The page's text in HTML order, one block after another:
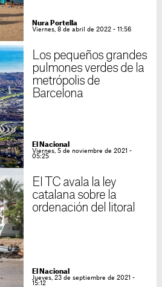
Nura Portella
Viernes, 8 de abril de 2022 - 11:56
Los pequeños grandes
pulmones verdes de la
metrópolis de
Barcelona
El Nacional
Viernes, 5 de noviembre de 2021 -
05:25
El TC avala la ley
catalana sobre la
ordenación del litoral
El Nacional
Jueves, 23 de septiembre de 2021 -
15:12